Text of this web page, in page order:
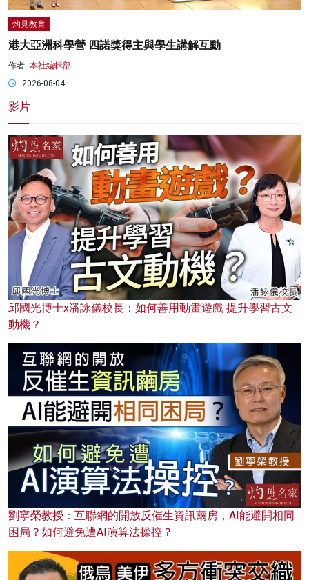
灼見教育
港大亞洲科學營 四諾獎得主與學生講解互動
作者: 本社編輯部
2026-08-04
影片
邱國光博士x潘詠儀校長：如何善用動畫遊戲 提升學習古文
動機？
劉寧榮教授：互聯網的開放反催生資訊繭房，AI能避開相同
困局？如何避免遭AI演算法操控？